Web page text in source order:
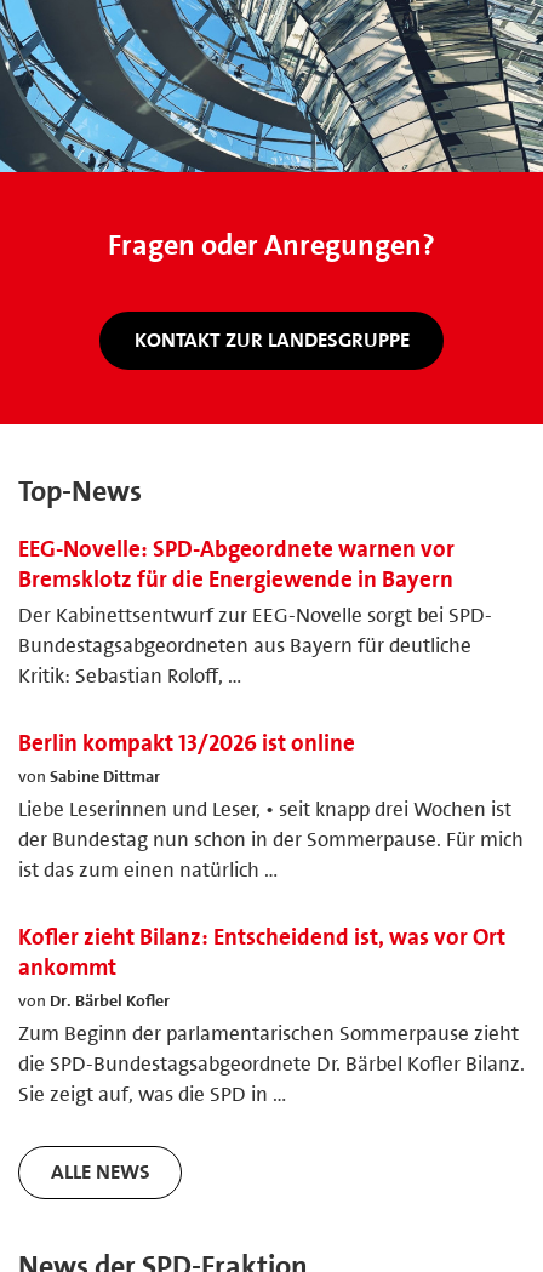
Fragen oder Anregungen?
KONTAKT ZUR LANDESGRUPPE
Top-News
EEG-Novelle: SPD-Abgeordnete warnen vor
Bremsklotz für die Energiewende in Bayern
Der Kabinettsentwurf zur EEG-Novelle sorgt bei SPD-
Bundestagsabgeordneten aus Bayern für deutliche
Kritik: Sebastian Roloff, …
Berlin kompakt 13/2026 ist online
von Sabine Dittmar
Liebe Leserinnen und Leser, • seit knapp drei Wochen ist
der Bundestag nun schon in der Sommerpause. Für mich
ist das zum einen natürlich …
Kofler zieht Bilanz: Entscheidend ist, was vor Ort
ankommt
von Dr. Bärbel Kofler
Zum Beginn der parlamentarischen Sommerpause zieht
die SPD-Bundestagsabgeordnete Dr. Bärbel Kofler Bilanz.
Sie zeigt auf, was die SPD in …
ALLE NEWS